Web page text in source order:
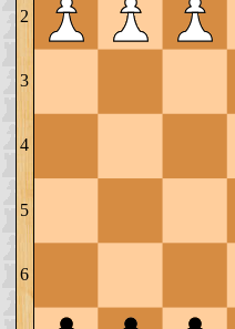
2
3
4
5
6